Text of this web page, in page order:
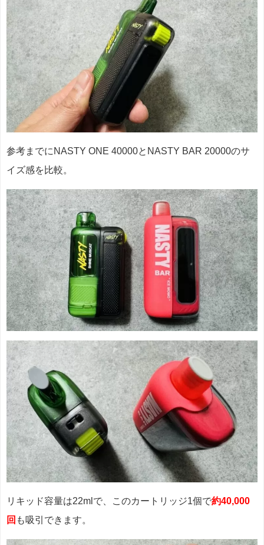
参考までにNASTY ONE 40000とNASTY BAR 20000のサ
イズ感を比較。
リキッド容量は22mlで、このカートリッジ1個で約40,000
回 も吸引できます。